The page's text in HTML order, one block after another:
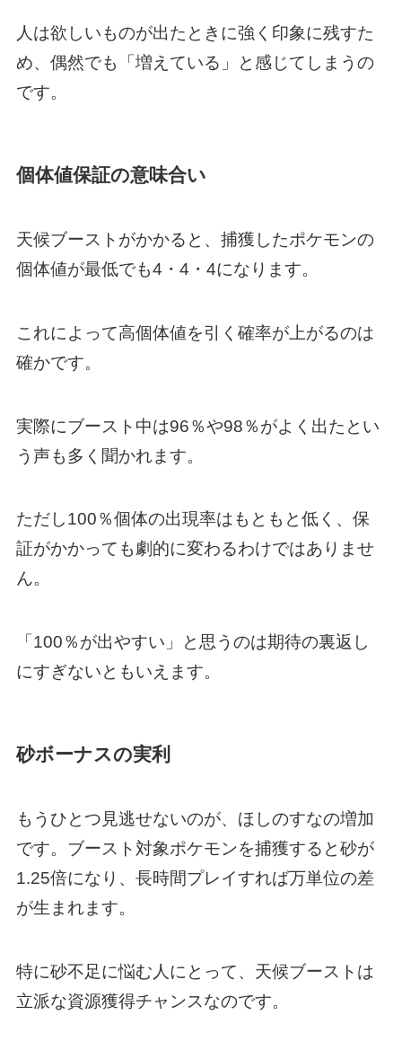
人は欲しいものが出たときに強く印象に残すた
め、偶然でも「増えている」と感じてしまうの
です。
個体値保証の意味合い
天候ブーストがかかると、捕獲したポケモンの
個体値が最低でも4・4・4になります。
これによって高個体値を引く確率が上がるのは
確かです。
実際にブースト中は96％や98％がよく出たとい
う声も多く聞かれます。
ただし100％個体の出現率はもともと低く、保
証がかかっても劇的に変わるわけではありませ
ん。
「100％が出やすい」と思うのは期待の裏返し
にすぎないともいえます。
砂ボーナスの実利
もうひとつ見逃せないのが、ほしのすなの増加
です。ブースト対象ポケモンを捕獲すると砂が
1.25倍になり、長時間プレイすれば万単位の差
が生まれます。
特に砂不足に悩む人にとって、天候ブーストは
立派な資源獲得チャンスなのです。